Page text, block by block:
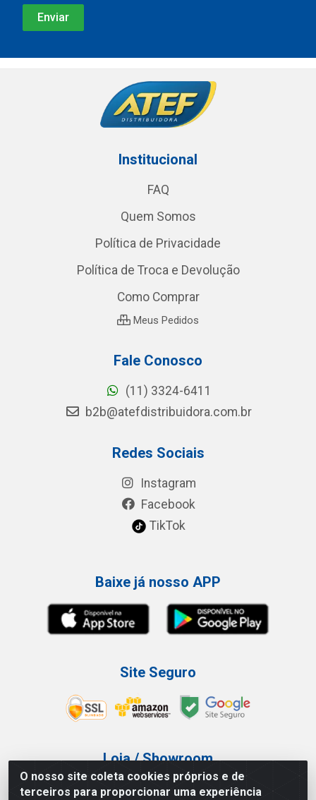
O nosso site coleta cookies próprios e de
terceiros para proporcionar uma experiência
Institucional
FAQ
Quem Somos
Política de Privacidade
Política de Troca e Devolução
Como Comprar
Meus Pedidos
Fale Conosco
(11) 3324-6411
b2b@atefdistribuidora.com.br
Redes Sociais
Instagram
Facebook
TikTok
Baixe já nosso APP
Site Seguro
Loja / Showroom
Tel.: (11) 3227-0546